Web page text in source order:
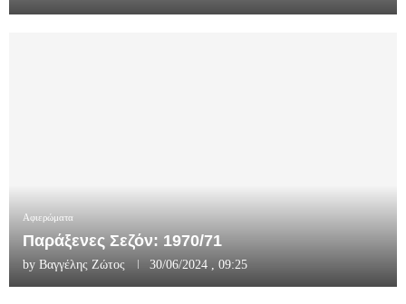
Αφιερώματα
Παράξενες Σεζόν: 1970/71
by Βαγγέλης Ζώτος 30/06/2024 , 09:25